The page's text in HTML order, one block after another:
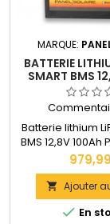
MARQUE:
BATTERIE
SMART BMS
PANEL
Batterie lithium
BMS 12,8V
Garantie : 3 ans
260 x 168 x 209
kg
disponible
Prix
 Ajouter
 En